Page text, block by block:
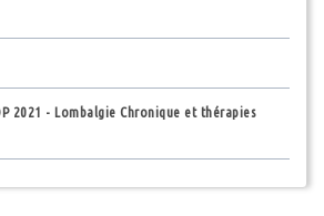
2021 - Lombalgie Chronique et thérapies